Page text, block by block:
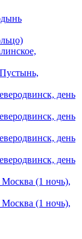
день
день
день
день
(1 ночь),
(1 ночь),